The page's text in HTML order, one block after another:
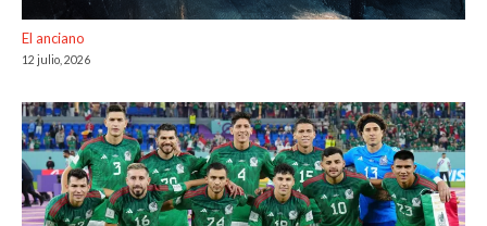
El anciano
12 julio, 2026